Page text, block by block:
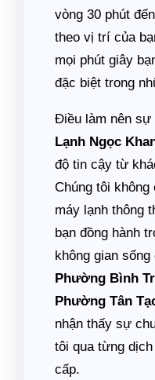
vòng 30 phút
theo vị trí của
mọi phút giây
đặc biệt trong
Điều làm nên sự
Lạnh Ngọc
độ tin cậy từ
Chúng tôi
máy lạnh thông
bạn đồng hành
không gian
Phường Bình
Phường Tân
nhận thấy sự
tôi qua từng
cấp.